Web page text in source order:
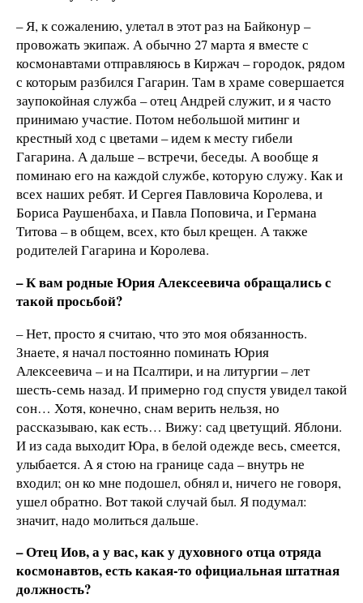
– Я, к сожалению, улетал в этот раз на Байконур –
провожать экипаж. А обычно 27 марта я вместе с
космонавтами отправляюсь в Киржач – городок, рядом
с которым разбился Гагарин. Там в храме совершается
заупокойная служба – отец Андрей служит, и я часто
принимаю участие. Потом небольшой митинг и
крестный ход с цветами – идем к месту гибели
Гагарина. А дальше – встречи, беседы. А вообще я
поминаю его на каждой службе, которую служу. Как и
всех наших ребят. И Сергея Павловича Королева, и
Бориса Раушенбаха, и Павла Поповича, и Германа
Титова – в общем, всех, кто был крещен. А также
родителей Гагарина и Королева.
– К вам родные Юрия Алексеевича обращались с
такой просьбой?
– Нет, просто я считаю, что это моя обязанность.
Знаете, я начал постоянно поминать Юрия
Алексеевича – и на Псалтири, и на литургии – лет
шесть-семь назад. И примерно год спустя увидел такой
сон… Хотя, конечно, снам верить нельзя, но
рассказываю, как есть… Вижу: сад цветущий. Яблони.
И из сада выходит Юра, в белой одежде весь, смеется,
улыбается. А я стою на границе сада – внутрь не
входил; он ко мне подошел, обнял и, ничего не говоря,
ушел обратно. Вот такой случай был. Я подумал:
значит, надо молиться дальше.
– Отец Иов, а у вас, как у духовного отца отряда
космонавтов, есть какая-то официальная штатная
должность?